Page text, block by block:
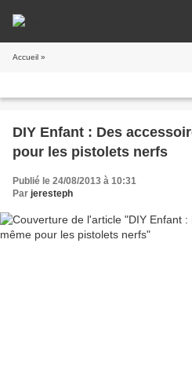
Accueil »
DIY Enfant : Des
pour les pistolets nerfs
Publié le 24/08/2013 à 10:31
Par jeresteph